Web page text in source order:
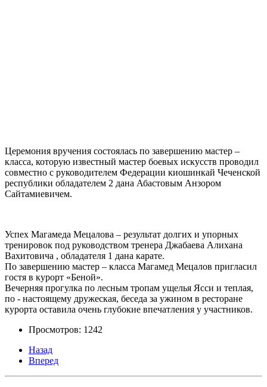
Церемония вручения состоялась по завершению мастер –
класса, которую известный мастер боевых искусств проводил
совместно с руководителем Федерации киошинкай Чеченской
республики обладателем 2 дана Абастовым Анзором
Сайтамиевичем.
Успех Магамеда Мецалова – результат долгих и упорных
тренировок под руководством тренера Джабаева Алихана
Вахитовича , обладателя 1 дана карате.
По завершению мастер – класса Магамед Мецалов пригласил
гостя в курорт «Беной».
Вечерняя прогулка по лесным тропам ущелья Ясси и теплая,
по - настоящему дружеская, беседа за ужином в ресторане
курорта оставила очень глубокие впечатления у участников.
Просмотров: 1242
Назад
Вперед